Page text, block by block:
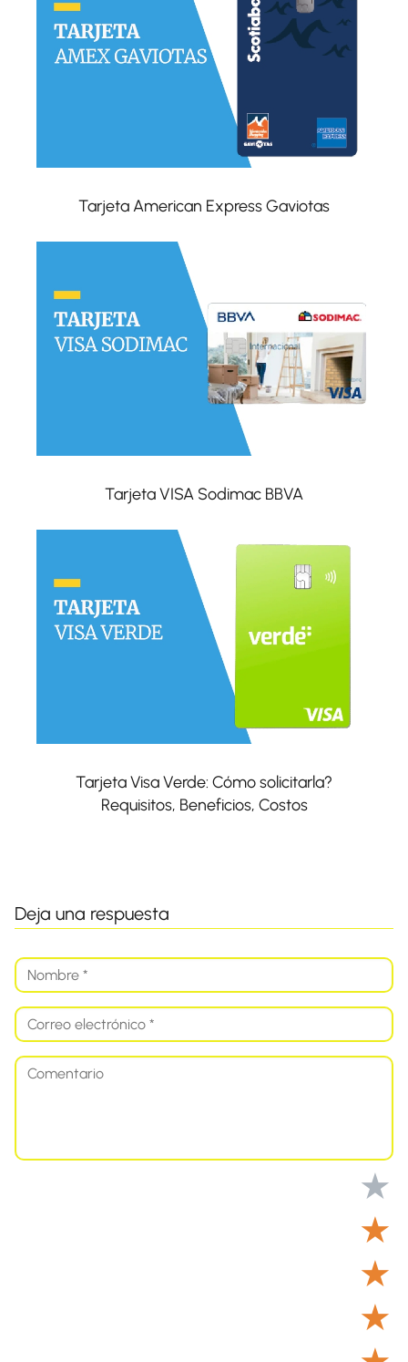
Tarjeta American Express Gaviotas
Tarjeta VISA Sodimac BBVA
Tarjeta Visa Verde: Cómo solicitarla?
Requisitos, Beneficios, Costos
Deja una respuesta
★
★
★
★